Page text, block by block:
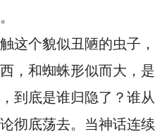
这个貌似丑陋的虫子
，和蜘蛛形似而大
到底是谁归隐了？谁
彻底荡去。当神话